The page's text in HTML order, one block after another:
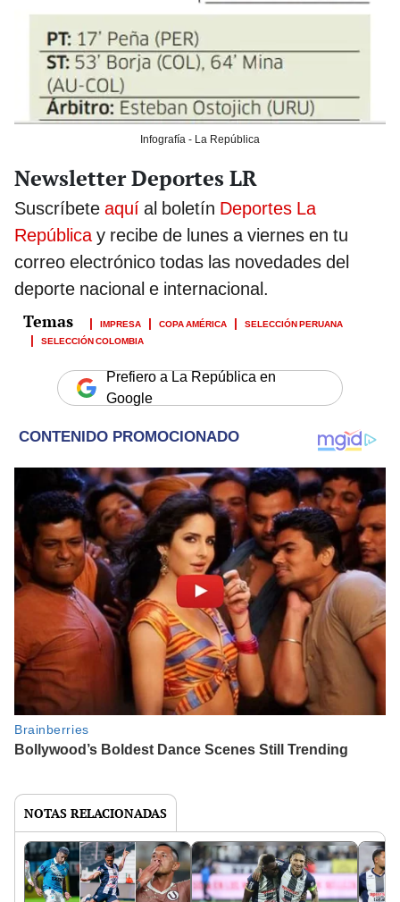
Infografía - La República
Newsletter Deportes LR
Suscríbete aquí al boletín Deportes La
República y recibe de lunes a viernes en tu
correo electrónico todas las novedades del
deporte nacional e internacional.
IMPRESA COPA AMÉRICA
SELECCIÓN PERUANA
SELECCIÓN COLOMBIA
Prefiero a La República en
Google
NOTAS RELACIONADAS